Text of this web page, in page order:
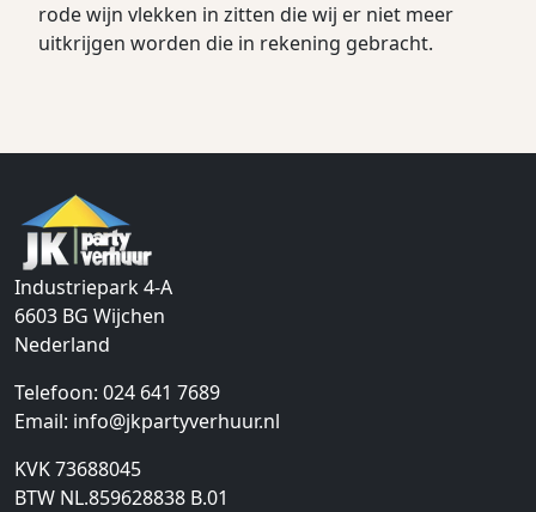
rode wijn vlekken in zitten die wij er niet meer
uitkrijgen worden die in rekening gebracht.
Industriepark 4-A
6603 BG Wijchen
Nederland
Telefoon: 024 641 7689
Email: info@jkpartyverhuur.nl
KVK 73688045
BTW NL.859628838 B.01